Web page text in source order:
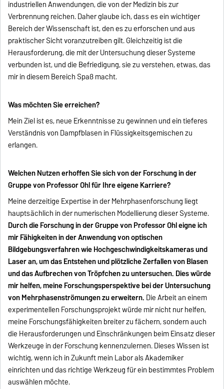
industriellen Anwendungen, die von der Medizin bis zur
Verbrennung reichen. Daher glaube ich, dass es ein wichtiger
Bereich der Wissenschaft ist, den es zu erforschen und aus
praktischer Sicht voranzutreiben gilt. Gleichzeitig ist die
Herausforderung, die mit der Untersuchung dieser Systeme
verbunden ist, und die Befriedigung, sie zu verstehen, etwas, das
mir in diesem Bereich Spaß macht.
Was möchten Sie erreichen?
Mein Ziel ist es, neue Erkenntnisse zu gewinnen und ein tieferes
Verständnis von Dampfblasen in Flüssigkeitsgemischen zu
erlangen.
Welchen Nutzen erhoffen Sie sich von der Forschung in der
Gruppe von Professor Ohl für Ihre eigene Karriere?
Meine derzeitige Expertise in der Mehrphasenforschung liegt
hauptsächlich in der numerischen Modellierung dieser Systeme.
Durch die Forschung in der Gruppe von Professor Ohl eigne ich
mir Fähigkeiten in der Anwendung von optischen
Bildgebungsverfahren wie Hochgeschwindigkeitskameras und
Laser an, um das Entstehen und plötzliche Zerfallen von Blasen
und das Aufbrechen von Tröpfchen zu untersuchen. Dies würde
mir helfen, meine Forschungsperspektive bei der Untersuchung
von Mehrphasenströmungen zu erweitern. Die Arbeit an einem
experimentellen Forschungsprojekt würde mir nicht nur helfen,
meine Forschungsfähigkeiten breiter zu fächern, sondern auch
die Herausforderungen und Einschränkungen beim Einsatz dieser
Werkzeuge in der Forschung kennenzulernen. Dieses Wissen ist
wichtig, wenn ich in Zukunft mein Labor als Akademiker
einrichten und das richtige Werkzeug für ein bestimmtes Problem
auswählen möchte.